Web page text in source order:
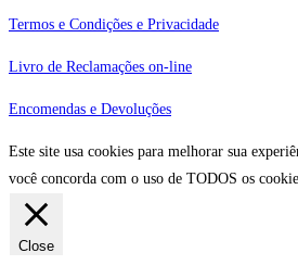
Termos e Condições e Privacidade
Livro de Reclamações on-line
Encomendas e Devoluções
Este site usa cookies para melhorar sua
você concorda com o uso de TODOS os
Close